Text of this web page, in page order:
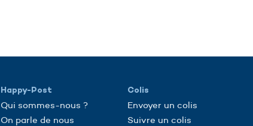
Happy-Post
Qui sommes-nous ?
On parle de nous
Colis
Envoyer un colis
Suivre un colis